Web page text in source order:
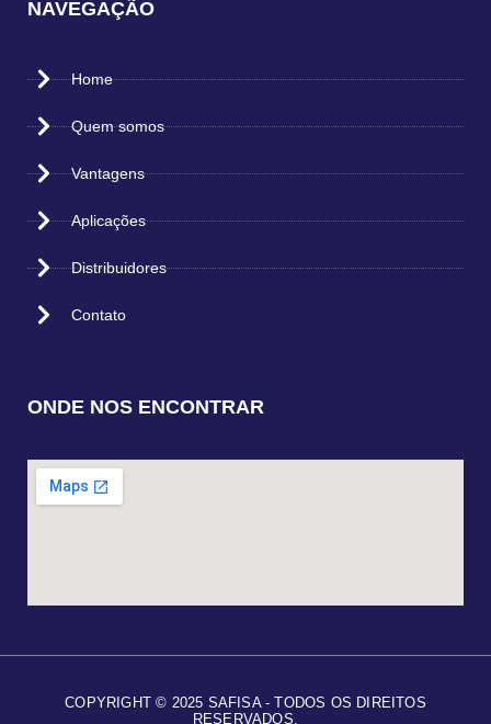
NAVEGAÇÃO
Home
Quem somos
Vantagens
Aplicações
Distribuidores
Contato
ONDE NOS ENCONTRAR
COPYRIGHT © 2025 SAFISA - TODOS OS DIREITOS
RESERVADOS.